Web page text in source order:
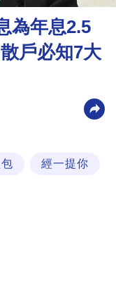
為年息2.5
戶必知7大
經一提你